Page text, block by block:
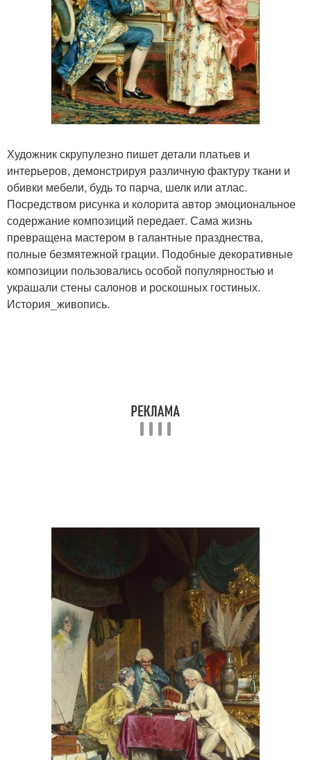
Художник скрупулезно пишет детали платьев и
интерьеров, демонстрируя различную фактуру ткани и
обивки мебели, будь то парча, шелк или атлас.
Посредством рисунка и колорита автор эмоциональное
содержание композиций передает. Сама жизнь
превращена мастером в галантные празднества,
полные безмятежной грации. Подобные декоративные
композиции пользовались особой популярностью и
украшали стены салонов и роскошных гостиных.
История_живопись.